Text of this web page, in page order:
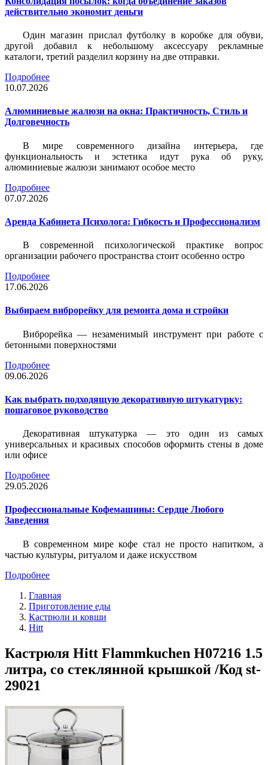
действительно экономит деньги
Один магазин прислал футболку в коробке для обуви,
другой добавил к небольшому аксессуару рекламные
каталоги, третий разделил корзину на две отправки.
Подробнее
10.07.2026
Алюминиевые жалюзи на окна: Практичность, Стиль и
Долговечность
В мире современного дизайна интерьера, где
функциональность и эстетика идут рука об руку,
алюминиевые жалюзи занимают особое место
Подробнее
07.07.2026
Аренда Кабинета Психолога: Гибкость и Профессионализм
В современной психологической практике вопрос
организации рабочего пространства стоит особенно остро
Подробнее
17.06.2026
Выбираем виброрейку для ремонта дома и стройки
Виброрейка — незаменимый инструмент при работе с
бетонными поверхностями
Подробнее
09.06.2026
Как выбрать подходящую декоративную штукатурку:
пошаговое руководство
Декоративная штукатурка — это один из самых
универсальных и красивых способов оформить стены в доме
или офисе
Подробнее
29.05.2026
Профессиональные Кофемашины: Сердце Любого
Заведения
В современном мире кофе стал не просто напитком, а
частью культуры, ритуалом и даже искусством
Подробнее
Главная
Приготовление еды
Кастрюли и ковши
Hitt
Кастрюля Hitt Flammkuchen H07216 1.5
литра, со стеклянной крышкой /Код st-
29021